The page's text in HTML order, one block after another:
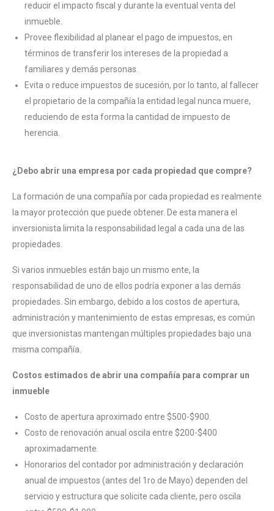
reducir el impacto fiscal y durante la eventual venta del
inmueble.
Provee flexibilidad al planear el pago de impuestos, en
términos de transferir los intereses de la propiedad a
familiares y demás personas.
Evita o reduce impuestos de sucesión, por lo tanto, al fallecer
el propietario de la compañía la entidad legal nunca muere,
reduciendo de esta forma la cantidad de impuesto de
herencia.
¿Debo abrir una empresa por cada propiedad que compre?
La formación de una compañía por cada propiedad es realmente
la mayor protección que puede obtener. De esta manera el
inversionista limita la responsabilidad legal a cada una de las
propiedades.
Si varios inmuebles están bajo un mismo ente, la
responsabilidad de uno de ellos podría exponer a las demás
propiedades. Sin embargo, debido a los costos de apertura,
administración y mantenimiento de estas empresas, es común
que inversionistas mantengan múltiples propiedades bajo una
misma compañía.
Costos estimados de abrir una compañía para comprar un
inmueble
Costo de apertura aproximado entre $500-$900.
Costo de renovación anual oscila entre $200-$400
aproximadamente.
Honorarios del contador por administración y declaración
anual de impuestos (antes del 1ro de Mayo) dependen del
servicio y estructura que solicite cada cliente, pero oscila